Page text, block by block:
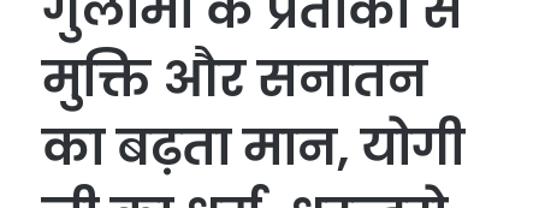
मुक्ति और सनातन
का बढ़ता मान, योगी